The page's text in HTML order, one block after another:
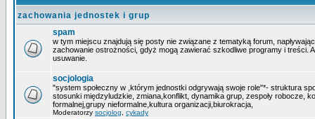
zachowania jednostek i grup
spam
w tym miejscu znajdują się posty nie związane z tematyką forum,
zachowanie ostrożności, gdyż mogą zawierać szkodliwe programy i treści.
usuwanie.
socjologia
"system społeczny w ,którym jednostki odgrywają swoje role"*- struktura
stosunki międzyludzkie, zmiana,konflikt, dynamika grup, zespoły robocze,
formalnej,grupy nieformalne,kultura organizacji,biurokracja,
Moderatorzy socjolog cykady